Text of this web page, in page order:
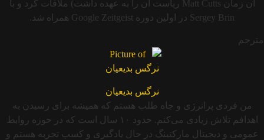
آن زمان Matt Cutts ریاست آن را به عهده داشت) ملاقات کرد و با
Sergey Brin در اولین دوره Google Zeitgeist همراه شد.
مترجم
نرگس بدیعیان
من فردی پرانرژی و جاه طلب هستم که همیشه برای رسیدن به
اهدافم تلاش زیادی می‌کنم. حدود ۱۰ سال است که در حوزه روابط
عمومی و دیجیتال مارکتینگ در حال یادگیری و کسب تجربه هستم و